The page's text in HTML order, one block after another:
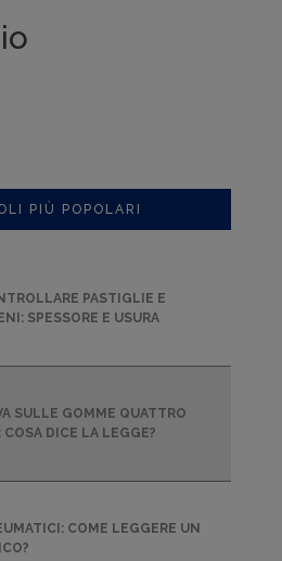
PIÙ POPOLARI
PASTIGLIE E
SPESSORE E USURA
SULLE GOMME QUATTRO
DICE LA LEGGE?
COME LEGGERE UN